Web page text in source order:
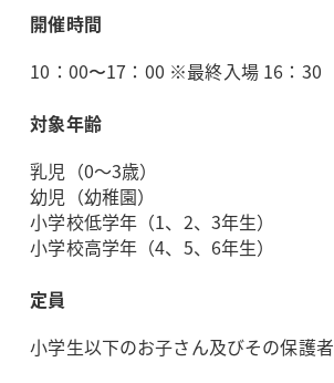
開催時間
10：00〜17：00 ※最終入場 16：30
対象年齢
乳児（0～3歳）
幼児（幼稚園）
小学校低学年（1、2、3年生）
小学校高学年（4、5、6年生）
定員
小学生以下のお子さん及びその保護者